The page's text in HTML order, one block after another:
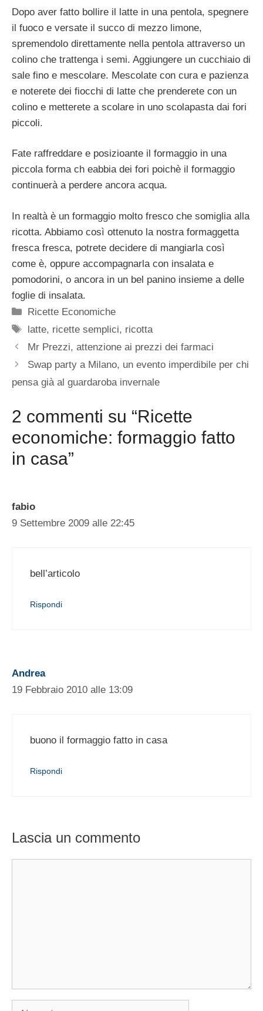
Dopo aver fatto bollire il latte in una pentola, spegnere
il fuoco e versate il succo di mezzo limone,
spremendolo direttamente nella pentola attraverso un
colino che trattenga i semi. Aggiungere un cucchiaio di
sale fino e mescolare. Mescolate con cura e pazienza
e noterete dei fiocchi di latte che prenderete con un
colino e metterete a scolare in uno scolapasta dai fori
piccoli.
Fate raffreddare e posizioante il formaggio in una
piccola forma ch eabbia dei fori poichè il formaggio
continuerà a perdere ancora acqua.
In realtà è un formaggio molto fresco che somiglia alla
ricotta. Abbiamo così ottenuto la nostra formaggetta
fresca fresca, potrete decidere di mangiarla così
come è, oppure accompagnarla con insalata e
pomodorini, o ancora in un bel panino insieme a delle
foglie di insalata.
Categorie
Ricette Economiche
Tag
latte, ricette semplici, ricotta
Mr Prezzi, attenzione ai prezzi dei farmaci
Swap party a Milano, un evento imperdibile per chi
pensa già al guardaroba invernale
2 commenti su “Ricette
economiche: formaggio fatto
in casa”
fabio
9 Settembre 2009 alle 22:45
bell’articolo
Rispondi
Andrea
19 Febbraio 2010 alle 13:09
buono il formaggio fatto in casa
Rispondi
Lascia un commento